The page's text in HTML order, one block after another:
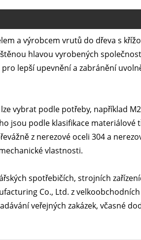
a výrobcem vrutů do dřeva s
hlavou vyrobených
lepší upevnění a zabránění
vybrat podle potřeby, například
jsou podle klasifikace materiálové
z nerezové oceli 304 a
vlastnosti.
spotřebičích, strojních
Co., Ltd. z
veřejných zakázek, včasné